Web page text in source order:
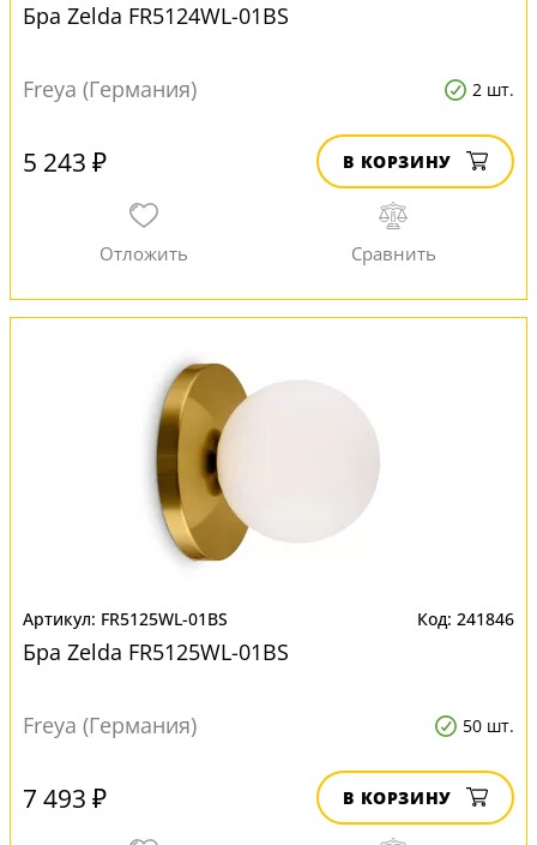
Бра Zelda FR5124WL-01BS
Freya (Германия) 2 шт.
5 243 ₽ В КОРЗИНУ
FR5125WL-01BS 241846
Бра Zelda FR5125WL-01BS
Freya (Германия) 50 шт.
7 493 ₽ В КОРЗИНУ